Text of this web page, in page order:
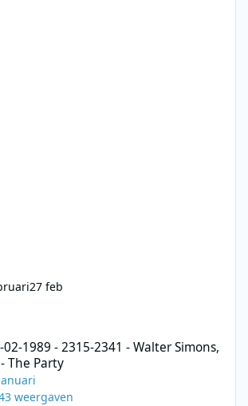
27 feb
02-1989 - 2315-2341 - Walter Simons,
The Party
weergaven